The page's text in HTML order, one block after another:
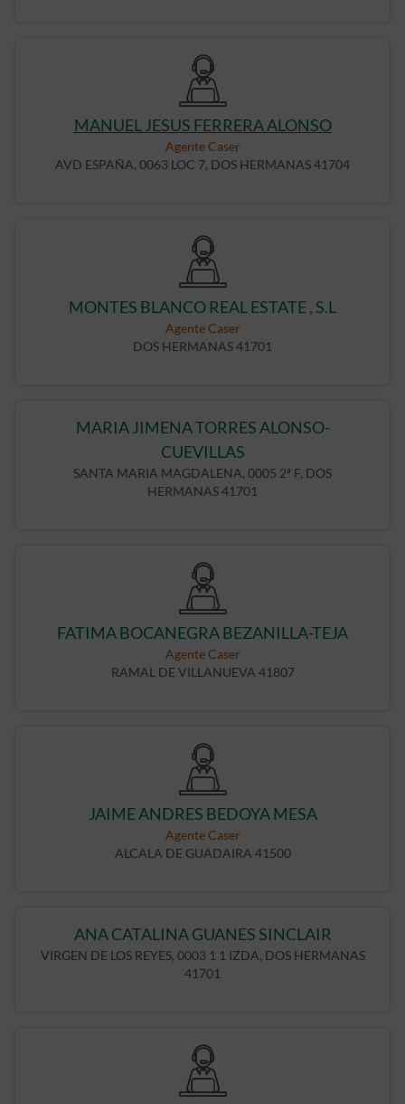
MANUEL JESUS FERRERA ALONSO
Agente Caser
AVD ESPAÑA, 0063 LOC 7, DOS HERMANAS 41704
MONTES BLANCO REAL ESTATE , S.L
Agente Caser
DOS HERMANAS 41701
MARIA JIMENA TORRES ALONSO-
CUEVILLAS
SANTA MARIA MAGDALENA, 0005 2ª F, DOS
HERMANAS 41701
FATIMA BOCANEGRA BEZANILLA-TEJA
Agente Caser
RAMAL DE VILLANUEVA 41807
JAIME ANDRES BEDOYA MESA
Agente Caser
ALCALA DE GUADAIRA 41500
ANA CATALINA GUANES SINCLAIR
VIRGEN DE LOS REYES, 0003 1 1 IZDA, DOS HERMANAS
41701